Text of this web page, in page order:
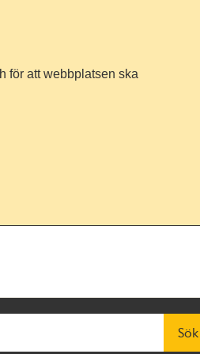
för att webbplatsen ska
Sök